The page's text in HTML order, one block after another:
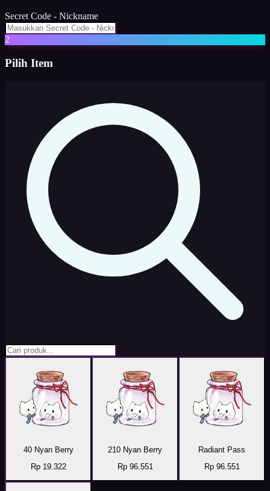
Secret Code - Nickname
2
Pilih Item
40 Nyan Berry
Rp 19.322
210 Nyan Berry
Rp 96.551
Radiant Pass
Rp 96.551